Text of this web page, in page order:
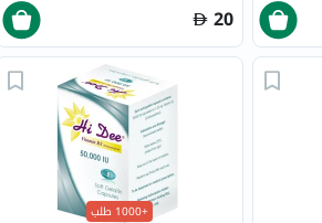
20
+1000 طلب